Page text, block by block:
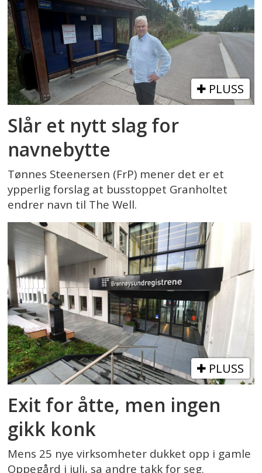
PLUSS
Slår et nytt slag for
navnebytte
Tønnes Steenersen (FrP) mener det er et
ypperlig forslag at busstoppet Granholtet
endrer navn til The Well.
PLUSS
Exit for åtte, men ingen
gikk konk
Mens 25 nye virksomheter dukket opp i gamle
Oppegård i juli, sa andre takk for seg.